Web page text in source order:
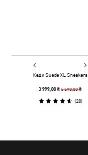
Кеди Suede XL Sneakers
3 999,00 ₴5 590,00 ₴
(28)